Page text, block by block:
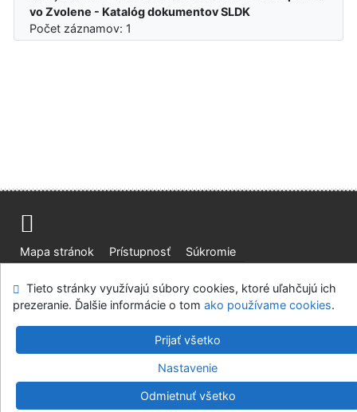
vo Zvolene - Katalóg dokumentov SLDK
Počet záznamov: 1
Mapa stránok Prístupnosť
Súkromie
Slovenská lesnícka a drevárska knižnica pri Technickej
univerzite vo Zvolene
©1993-2026IPACv.4.8.63a-Cosmotron Slovakia, s.r.o.
Tieto stránky využívajú súbory cookies, ktoré uľahčujú ich
prezeranie. Ďalšie informácie o tom ako používame cookies.
Prijať všetko
Nastavenie
Odmietnuť všetko